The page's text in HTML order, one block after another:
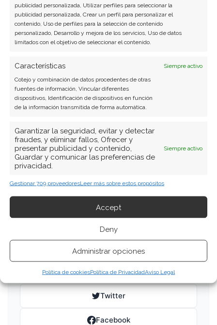
publicidad personalizada, Utilizar perfiles para seleccionar la
publicidad personalizada, Crear un perfil para personalizar el
contenido, Uso de perfiles para la selección de contenido
personalizado, Desarrollo y mejora de los servicios, Uso de datos
limitados con el objetivo de seleccionar el contenido.
Características
Siempre activo
Cotejo y combinación de datos procedentes de otras
fuentes de información, Vincular diferentes
dispositivos, Identificación de dispositivos en función
de la información transmitida de forma automática.
Garantizar la seguridad, evitar y detectar
fraudes, y eliminar fallos, Ofrecer y
presentar publicidad y contenido,
Guardar y comunicar las preferencias de
privacidad.
Siempre activo
Gestionar 709 proveedoresLeer más sobre estos propósitos
Accept
Deny
Administrar opciones
Política de cookiesPolítica de PrivacidadAviso Legal
amortiguar, el actual bache en los volúmenes de
negociación.
Robinhood: ¿Comprar o vender? El nuevo
Los últimos resultados de Robinhood son
contundentes: Acción inmediata requerida para
invertir o es momento de vender? En el Análisis
gratuito actual del 7 de agosto descubrirá
exactamente qué hacer.
Robinhood: ¿Comprar o vender?¡Lee más aquí!
Compartir este artículo
Twitter
Facebook